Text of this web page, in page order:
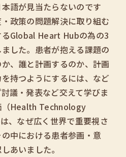
語が見当たらないのです
政策の問題解決に取り組む
るGlobal Heart Hubの為の3
した。患者が抱える課題の
、誰と計画するのか、計画
持つようにするには、など
議・発表など交えて学びま
（Health Technology
、なぜ広く世界で重要視さ
中における患者参画・意
あいました。